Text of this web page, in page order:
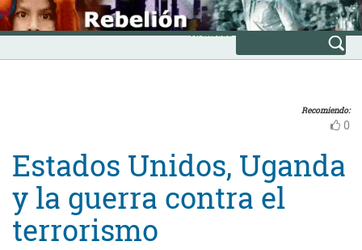
Skip
to
content
INICIO
Avanzada
Recomiendo:
0
Estados Unidos, Uganda
y la guerra contra el
terrorismo